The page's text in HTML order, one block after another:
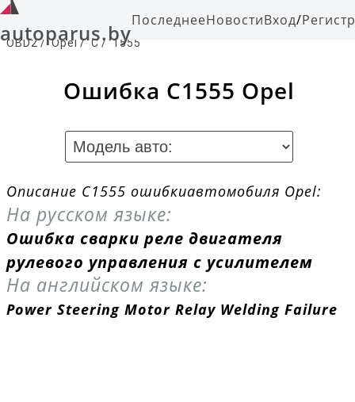
autoparus.byПоследнееНовостиВход/
OBD2/ Opel / C/ 1555
Ошибка C1555 Opel
Описание C1555 ошибкиавтомобиля Opel:
На русском языке:
Ошибка сварки реле двигателя
рулевого управления с усилителем
На английском языке:
Power Steering Motor Relay Welding Failure